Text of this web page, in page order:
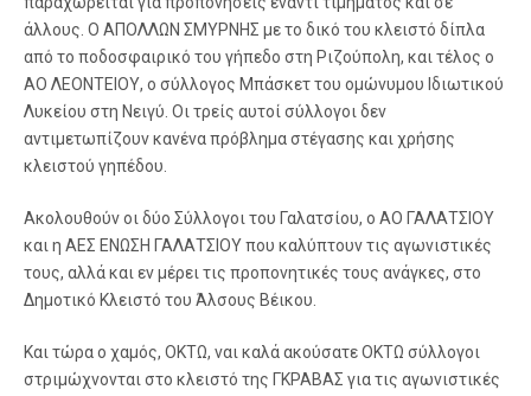
άλλους. Ο ΑΠΟΛΛΩΝ ΣΜΥΡΝΗΣ με το δικό του κλειστό δίπλα
από το ποδοσφαιρικό του γήπεδο στη Ριζούπολη, και τέλος ο
ΑΟ ΛΕΟΝΤΕΙΟΥ, ο σύλλογος Μπάσκετ του ομώνυμου Ιδιωτικού
Λυκείου στη Νειγύ. Οι τρείς αυτοί σύλλογοι δεν
αντιμετωπίζουν κανένα πρόβλημα στέγασης και χρήσης
κλειστού γηπέδου.
Ακολουθούν οι δύο Σύλλογοι του Γαλατσίου, ο ΑΟ ΓΑΛΑΤΣΙΟΥ
και η ΑΕΣ ΕΝΩΣΗ ΓΑΛΑΤΣΙΟΥ που καλύπτουν τις αγωνιστικές
τους, αλλά και εν μέρει τις προπονητικές τους ανάγκες, στο
Δημοτικό Κλειστό του Άλσους Βέικου.
Και τώρα ο χαμός, ΟΚΤΩ, ναι καλά ακούσατε ΟΚΤΩ σύλλογοι
στριμώχνονται στο κλειστό της ΓΚΡΑΒΑΣ για τις αγωνιστικές